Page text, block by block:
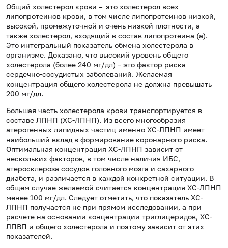
Общий холестерол крови – это холестерол всех
липопротеинов крови, в том числе липопротеинов низкой,
высокой, промежуточной и очень низкой плотности, а
также холестерол, входящий в состав липопротеина (а).
Это интегральный показатель обмена холестерола в
организме. Доказано, что высокий уровень общего
холестерола (более 240 мг/дл) – это фактор риска
сердечно-сосудистых заболеваний. Желаемая
концентрация общего холестерола не должна превышать
200 мг/дл.
Большая часть холестерола крови транспортируется в
составе ЛПНП (ХС-ЛПНП). Из всего многообразия
атерогенных липидных частиц именно ХС-ЛПНП имеет
наибольший вклад в формирование коронарного риска.
Оптимальная концентрация ХС-ЛПНП зависит от
нескольких факторов, в том числе наличия ИБС,
атеросклероза сосудов головного мозга и сахарного
диабета, и различается в каждой конкретной ситуации. В
общем случае желаемой считается концентрация ХС-ЛПНП
менее 100 мг/дл. Следует отметить, что показатель ХС-
ЛПНП получается не при прямом исследовании, а при
расчете на основании концентрации триглицеридов, ХС-
ЛПВП и общего холестерола и поэтому зависит от этих
показателей.